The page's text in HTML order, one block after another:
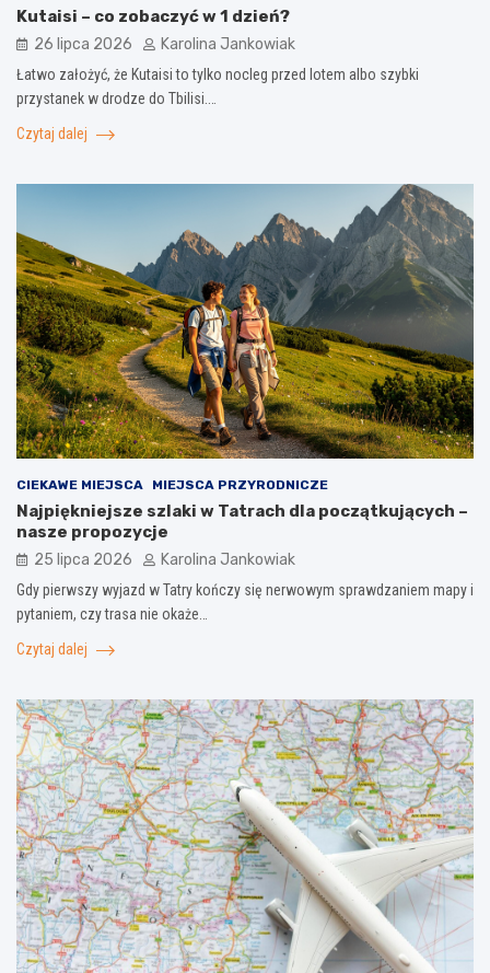
Kutaisi – co zobaczyć w 1 dzień?
26 lipca 2026 Karolina Jankowiak
Łatwo założyć, że Kutaisi to tylko nocleg przed lotem albo szybki
przystanek w drodze do Tbilisi.…
Czytaj dalej
CIEKAWE MIEJSCA MIEJSCA PRZYRODNICZE
Najpiękniejsze szlaki w Tatrach dla początkujących –
nasze propozycje
25 lipca 2026 Karolina Jankowiak
Gdy pierwszy wyjazd w Tatry kończy się nerwowym sprawdzaniem mapy i
pytaniem, czy trasa nie okaże…
Czytaj dalej